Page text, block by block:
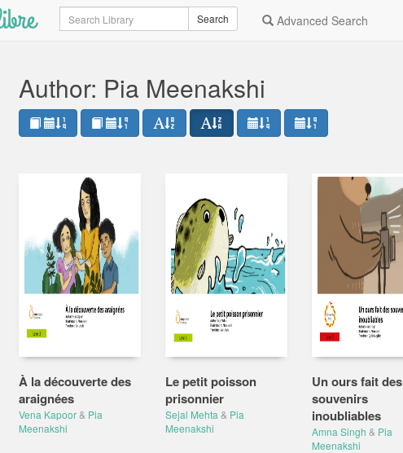
Search Search Advanced Search
Author: Pia Meenakshi
À la découverte des
araignées
Vena Kapoor & Pia
Meenakshi
Le petit poisson
prisonnier
Sejal Mehta & Pia
Meenakshi
Un ours fait des
souvenirs
inoubliables
Amna Singh & Pia
Meenakshi